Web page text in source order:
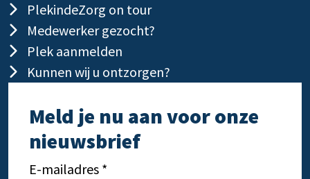
PlekindeZorg on tour
Medewerker gezocht?
Plek aanmelden
Kunnen wij u ontzorgen?
Meld je nu aan voor onze
nieuwsbrief
E-mailadres *